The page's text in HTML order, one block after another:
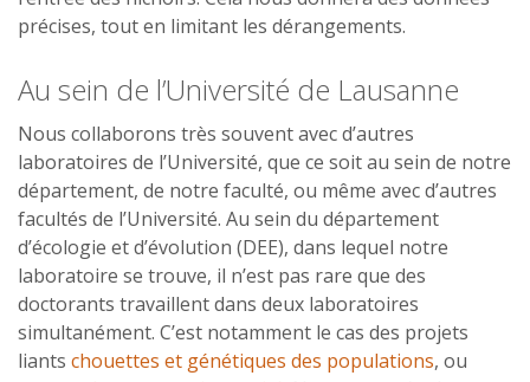
précises, tout en limitant les dérangements.
Au sein de l’Université de Lausanne
Nous collaborons très souvent avec d’autres
laboratoires de l’Université, que ce soit au sein de notre
département, de notre faculté, ou même avec d’autres
facultés de l’Université. Au sein du département
d’écologie et d’évolution (DEE), dans lequel notre
laboratoire se trouve, il n’est pas rare que des
doctorants travaillent dans deux laboratoires
simultanément. C’est notamment le cas des projets
liants chouettes et génétiques des populations, ou